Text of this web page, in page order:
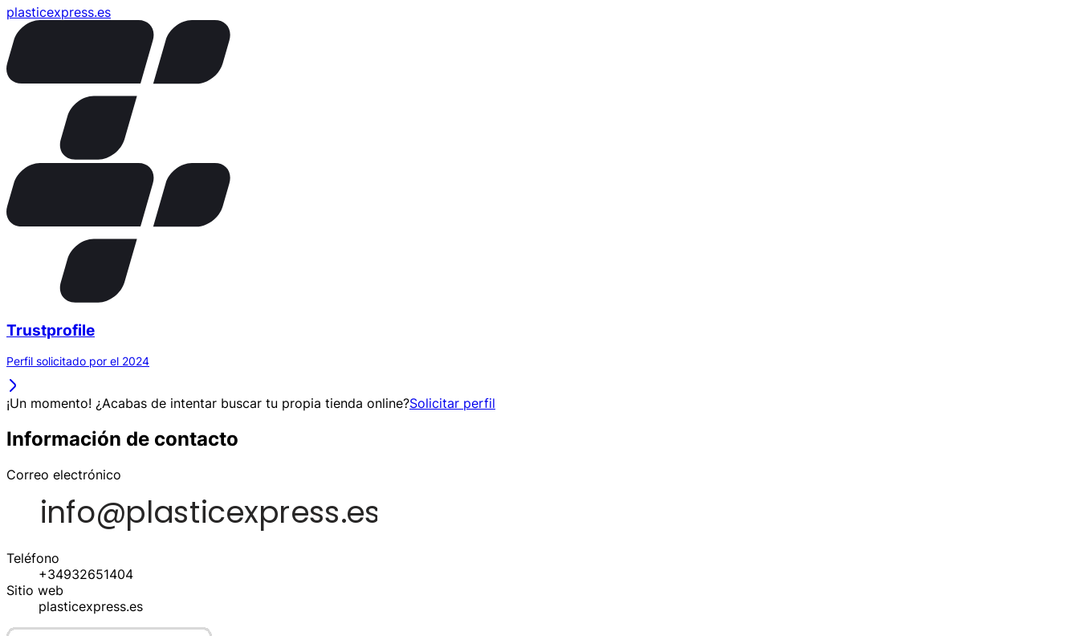
plasticexpress.es
Trustprofile
Perfil solicitado por el 2024
¡Un momento! ¿Acabas de intentar buscar tu propia tienda online?Solicitar perfil
Información de contacto
Correo electrónico
Teléfono
+34932651404
Sitio web
plasticexpress.es